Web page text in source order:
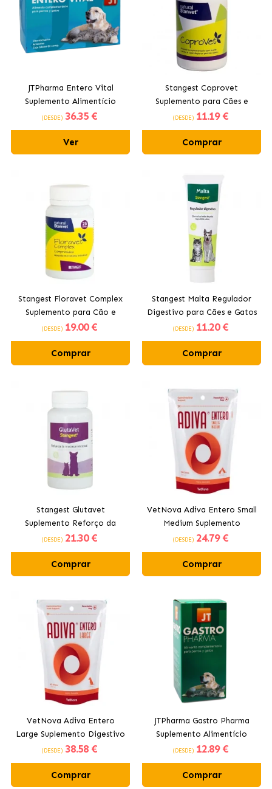
JTPharma Entero Vital
Suplemento Alimentício
Antidiarreico para Cães e
Gatos
(DESDE) 36.35 €
Ver
Stangest Coprovet
Suplemento para Cães e
Gatos
(DESDE) 11.19 €
Comprar
Stangest Floravet Complex
Suplemento para Cão e
Gato
(DESDE) 19.00 €
Comprar
Stangest Malta Regulador
Digestivo para Cães e Gatos
(DESDE) 11.20 €
Comprar
Stangest Glutavet
Suplemento Reforço da
Mucosa Intestinal para Cães
e Gatos
(DESDE) 21.30 €
Comprar
VetNova Adiva Entero Small
Medium Suplemento
Digestivo para Cães de
Raças Pequenas e Médias
(DESDE) 24.79 €
Comprar
VetNova Adiva Entero
Large Suplemento Digestivo
para Cães de Raças Grandes
(DESDE) 38.58 €
Comprar
JTPharma Gastro Pharma
Suplemento Alimentício
Gástrico para Cães e Gatos
(DESDE) 12.89 €
Comprar